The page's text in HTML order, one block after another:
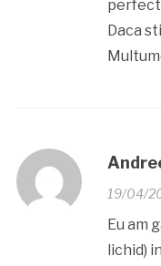
Daca
19/04/
Eu am
lichid)